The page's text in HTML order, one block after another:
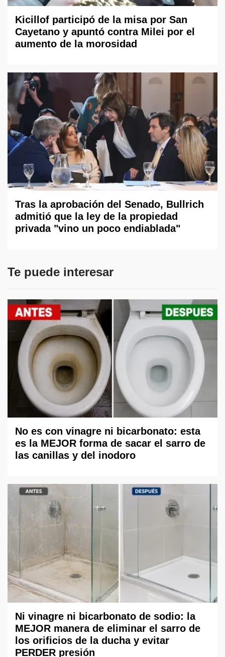
Kicillof participó de la misa por San
Cayetano y apuntó contra Milei por el
aumento de la morosidad
Tras la aprobación del Senado, Bullrich
admitió que la ley de la propiedad
privada "vino un poco endiablada"
Te puede interesar
No es con vinagre ni bicarbonato: esta
es la MEJOR forma de sacar el sarro de
las canillas y del inodoro
Ni vinagre ni bicarbonato de sodio: la
MEJOR manera de eliminar el sarro de
los orificios de la ducha y evitar
PERDER presión